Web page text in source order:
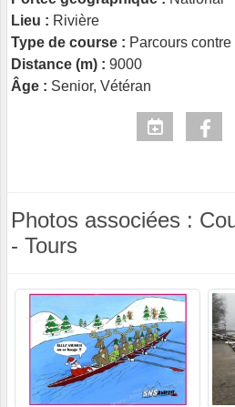
Lieu : Rivière
Type de course : Parcours
Distance (m) : 9000
Âge : Senior, Vétéran
Photos associées :
- Tours